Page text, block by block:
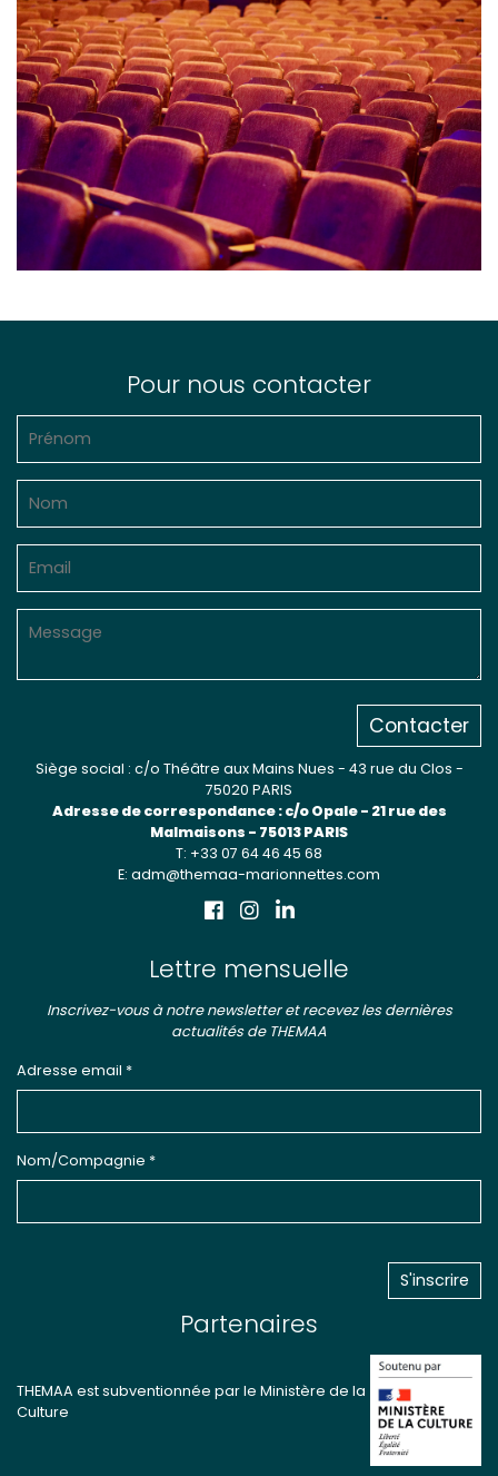
Pour nous contacter
Contacter
Siège social : c/o Théâtre aux Mains Nues - 43 rue du Clos -
75020 PARIS
Adresse de correspondance : c/o Opale - 21 rue des
Malmaisons - 75013 PARIS
T: +33 07 64 46 45 68
E: adm@themaa-marionnettes.com
Lettre mensuelle
Inscrivez-vous à notre newsletter et recevez les dernières
actualités de THEMAA
Adresse email *
Nom/Compagnie *
Partenaires
THEMAA est subventionnée par le Ministère de la
Culture